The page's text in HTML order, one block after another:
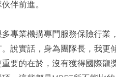
伴前進。
多專業機搆專門服務保險行
。說實話，身為團隊長，我
要的在於，沒有獲得國際龍